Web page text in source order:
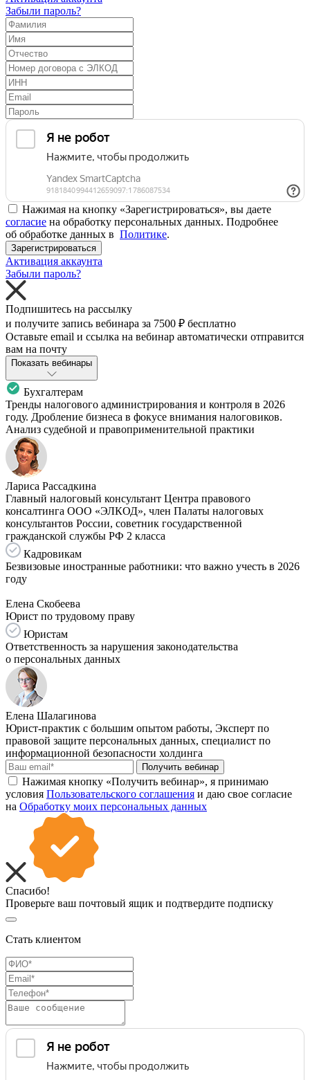
Забыли пароль?
Нажимая на кнопку «Зарегистрироваться», вы даете
согласие на обработку персональных данных. Подробнее
об обработке данных в Политике.
Зарегистрироваться
Активация аккаунта
Забыли пароль?
Подпишитесь на рассылку
и получите запись вебинара за 7500 ₽ бесплатно
Оставьте email и ссылка на вебинар автоматически отправится
вам на почту
Показать вебинары
Бухгалтерам
Тренды налогового администрирования и контроля в 2026
году. Дробление бизнеса в фокусе внимания налоговиков.
Анализ судебной и правоприменительной практики
Лариса Рассадкина
Главный налоговый консультант Центра правового
консалтинга ООО «ЭЛКОД», член Палаты налоговых
консультантов России, советник государственной
гражданской службы РФ 2 класса
Кадровикам
Безвизовые иностранные работники: что важно учесть в 2026
году
Елена Скобеева
Юрист по трудовому праву
Юристам
Ответственность за нарушения законодательства
о персональных данных
Елена Шалагинова
Юрист-практик с большим опытом работы, Эксперт по
правовой защите персональных данных, специалист по
информационной безопасности холдинга
Получить вебинар
Нажимая кнопку «Получить вебинар», я принимаю
условия Пользовательского соглашения и даю свое согласие
на Обработку моих персональных данных
Спасибо!
Проверьте ваш почтовый ящик и подтвердите подписку
Стать клиентом